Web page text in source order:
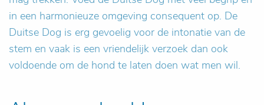
in een harmonieuze omgeving consequent op. De
Duitse Dog is erg gevoelig voor de intonatie van de
stem en vaak is een vriendelijk verzoek dan ook
voldoende om de hond te laten doen wat men wil.